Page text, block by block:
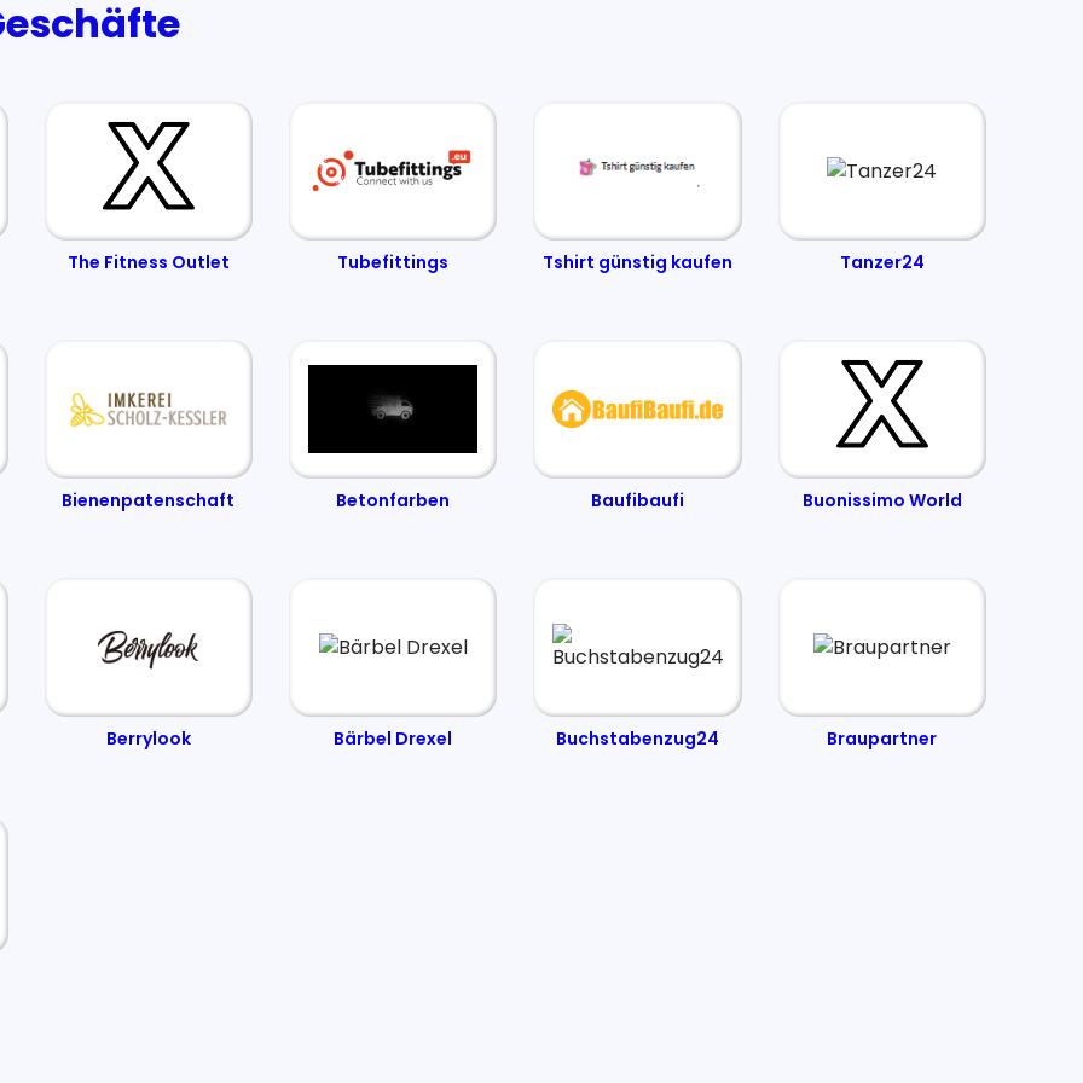
The Fitness Outlet Tubefittings Tshirt günstig kaufen Tanzer24
Bienenpatenschaft Betonfarben Baufibaufi Buonissimo World
Berrylook Bärbel Drexel Buchstabenzug24 Braupartner